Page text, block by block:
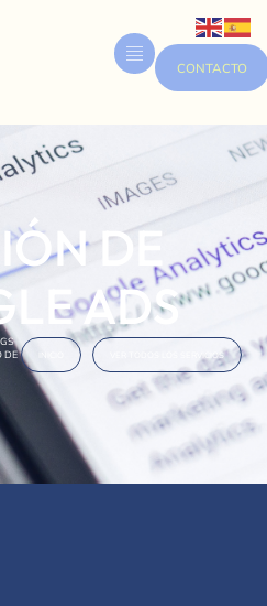
CONTACTO
DE
ADS
DE
VER TODOS LOS SERVICIOS